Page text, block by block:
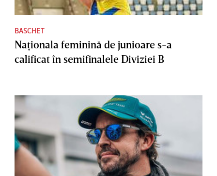
BASCHET
Naţionala feminină de junioare s-a
calificat în semifinalele Diviziei B